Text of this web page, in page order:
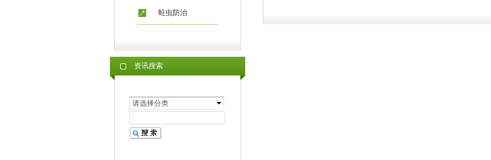
蛀虫防治
资讯搜索
请选择分类